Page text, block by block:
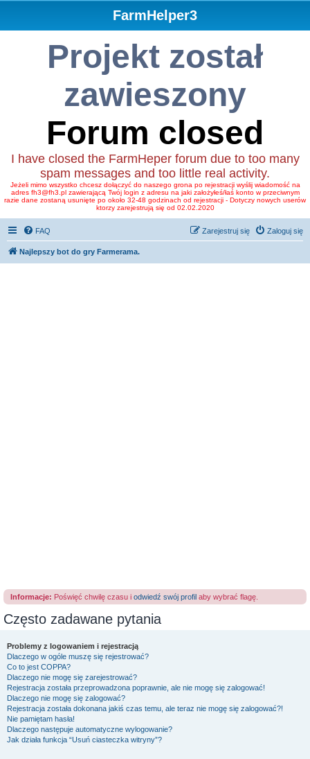
FarmHelper3
Projekt został
zawieszony
Forum closed
I have closed the FarmHeper forum due to too many
spam messages and too little real activity.
Jeżeli mimo wszystko chcesz dołączyć do naszego grona po rejestracji wyślij wiadomość na
adres fh3@fh3.pl zawierającą Twój login z adresu na jaki założyłeś/łaś konto w przeciwnym
razie dane zostaną usunięte po około 32-48 godzinach od rejestracji - Dotyczy nowych userów
ktorzy zarejestrują się od 02.02.2020
FAQ Zaloguj się
Zarejestruj się
Najlepszy bot do gry Farmerama.
Informacje: Poświęć chwilę czasu i odwiedź swój profil aby wybrać flagę.
Często zadawane pytania
Problemy z logowaniem i rejestracją
Dlaczego w ogóle muszę się rejestrować?
Co to jest COPPA?
Dlaczego nie mogę się zarejestrować?
Rejestracja została przeprowadzona poprawnie, ale nie mogę się zalogować!
Dlaczego nie mogę się zalogować?
Rejestracja została dokonana jakiś czas temu, ale teraz nie mogę się zalogować?!
Nie pamiętam hasła!
Dlaczego następuje automatyczne wylogowanie?
Jak działa funkcja “Usuń ciasteczka witryny”?